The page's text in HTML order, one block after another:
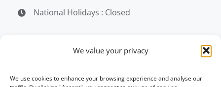
We value your privacy
We use cookies to enhance your browsing experience and analyse our
National Holidays : Closed
penerjemahjakarta.com